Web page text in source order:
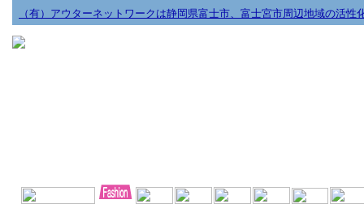
（有）アウターネットワークは静岡県富士市、富士宮市周辺地域の活性